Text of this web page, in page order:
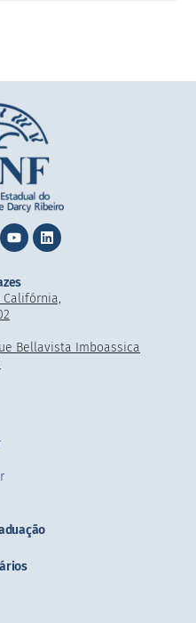
Califórnia,
Bellavista Imboassica